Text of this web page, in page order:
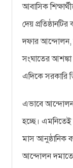
আবাসিক
দেয়
দফার আন্দোলন,
সংঘাতের
এদিকে
এভাবে আন্দোলন
হচ্ছে।
মাস আনুষ্ঠানিক
আন্দোলন দমাতে